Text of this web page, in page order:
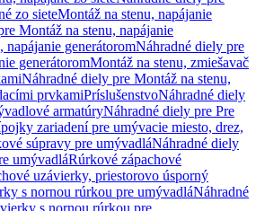
zo sieteMontáž na stenu, napájanie
Montáž na stenu, napájanie
napájanie generátoromNáhradné diely pre
generátoromMontáž na stenu, zmiešavač
Náhradné diely pre Montáž na stenu,
prvkamiPríslušenstvoNáhradné diely
armatúryNáhradné diely pre Pre
zariadení pre umývacie miesto, drez,
súpravy pre umývadláNáhradné diely
umývadláRúrkové zápachové
uzávierky, priestorovo úsporný
s nornou rúrkou pre umývadláNáhradné
s nornou rúrkou pre